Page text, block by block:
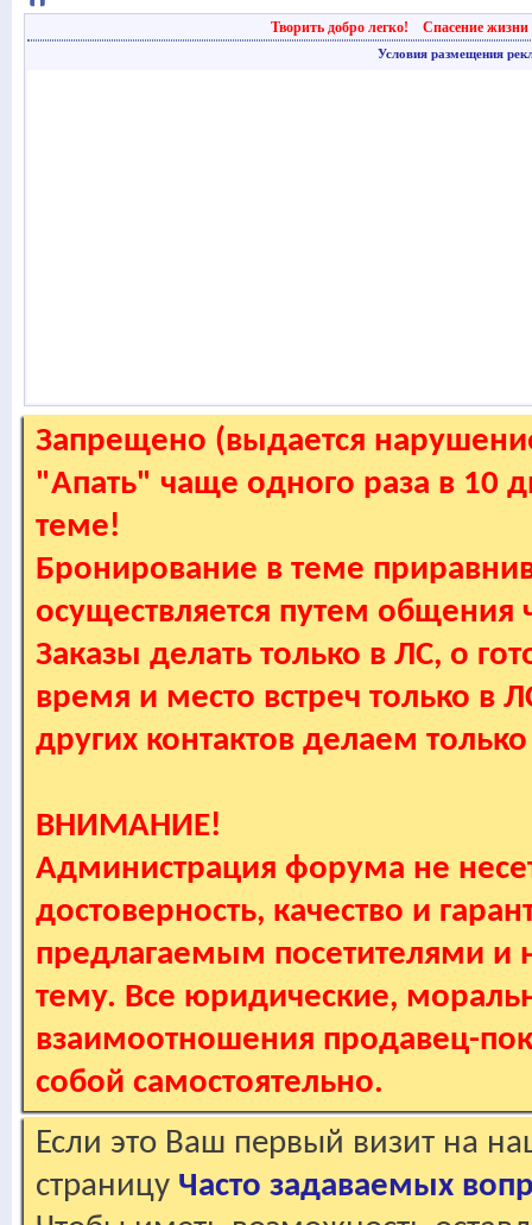
Творить добро легко! Спасение жизни
Условия размещения
Запрещено (выдается
"Апать" чаще одного раза в 10
теме!
Бронирование в теме
осуществляется путем
Заказы делать только в ЛС, о
время и место встреч только в
других контактов делаем
ВНИМАНИЕ!
Администрация форума не
достоверность, качество и
предлагаемым посетителями и
тему. Все юридические,
взаимоотношения продавец-
собой самостоятельно.
Если это Ваш первый визит на
страницу Часто задаваемых